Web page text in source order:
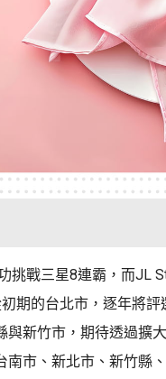
挑戰三星8連霸，而JL
期的台北市，逐年將評
新竹市，期待透過擴
市、新北市、新竹縣